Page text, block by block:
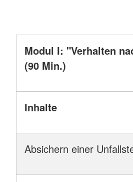
Modul I: "Verhalten
(90 Min.)
Inhalte
Absichern einer